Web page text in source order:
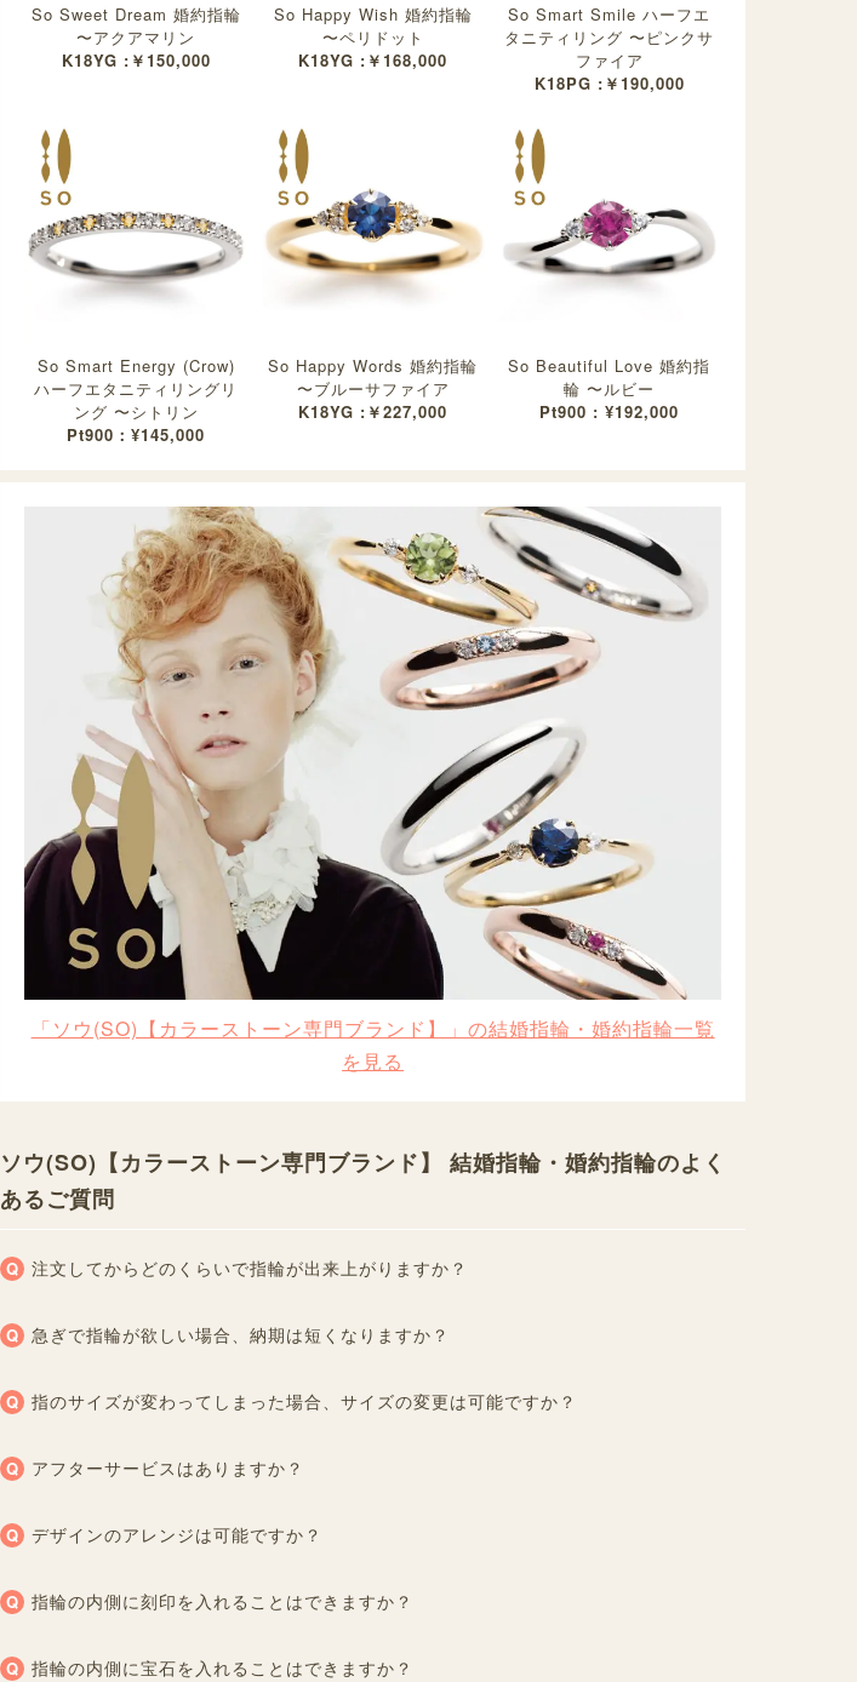
So Sweet Dream 婚約指輪
〜アクアマリン
K18YG :￥150,000
So Happy Wish 婚約指輪
〜ペリドット
K18YG :￥168,000
So Smart Smile ハーフエ
タニティリング 〜ピンクサ
ファイア
K18PG :￥190,000
So Smart Energy (Crow)
ハーフエタニティリングリ
ング 〜シトリン
Pt900：¥145,000
So Happy Words 婚約指輪
〜ブルーサファイア
K18YG :￥227,000
So Beautiful Love 婚約指
輪 〜ルビー
Pt900 : ¥192,000
「ソウ(SO)【カラーストーン専門ブランド】」の結婚指輪・婚約指輪一覧
を見る
ソウ(SO)【カラーストーン専門ブランド】 結婚指輪・婚約指輪のよく
あるご質問
注文してからどのくらいで指輪が出来上がりますか？
急ぎで指輪が欲しい場合、納期は短くなりますか？
指のサイズが変わってしまった場合、サイズの変更は可能ですか？
アフターサービスはありますか？
デザインのアレンジは可能ですか？
指輪の内側に刻印を入れることはできますか？
指輪の内側に宝石を入れることはできますか？